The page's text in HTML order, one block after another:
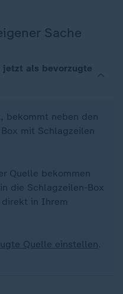
Sache
jetzt als bevorzugte
bekommt neben den
mit Schlagzeilen
Quelle bekommen
die Schlagzeilen-Box
in Ihrem
Quelle einstellen.